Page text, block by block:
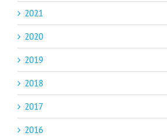
2021
2020
2019
2018
2017
2016